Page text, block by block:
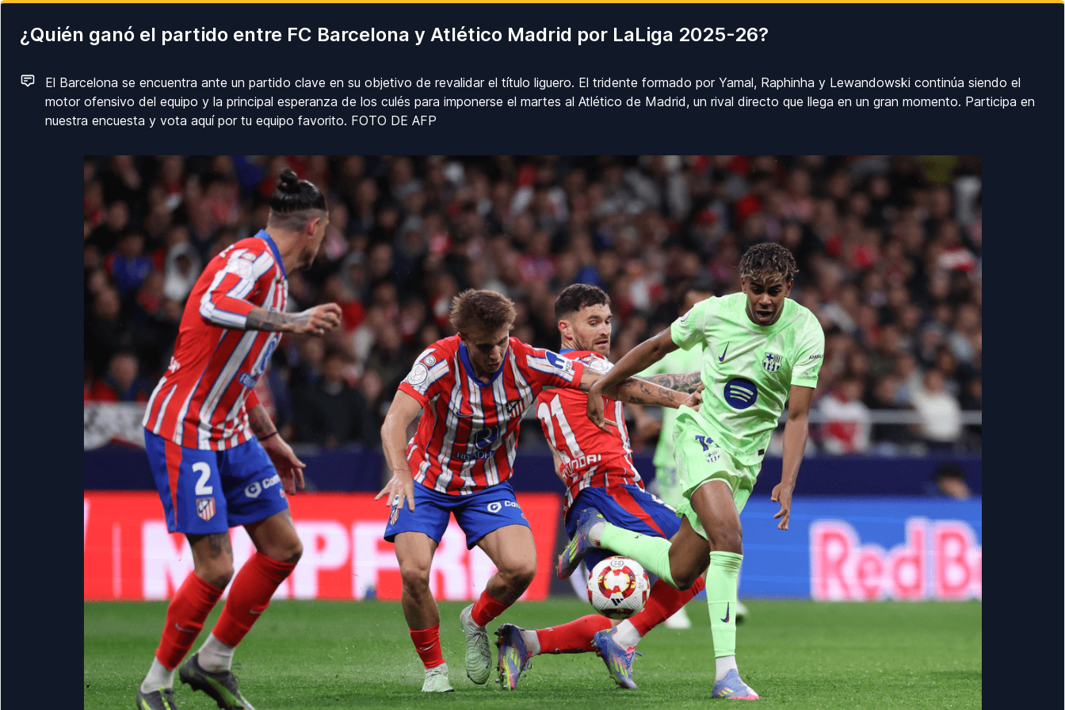
¿Quién ganó el partido entre FC Barcelona y Atlético Madrid por LaLiga 2025-26?
El Barcelona se encuentra ante un partido clave en su objetivo de revalidar el título liguero. El tridente formado por Yamal, Raphinha y Lewandowski continúa siendo el
motor ofensivo del equipo y la principal esperanza de los culés para imponerse el martes al Atlético de Madrid, un rival directo que llega en un gran momento. Participa en
nuestra encuesta y vota aquí por tu equipo favorito. FOTO DE AFP